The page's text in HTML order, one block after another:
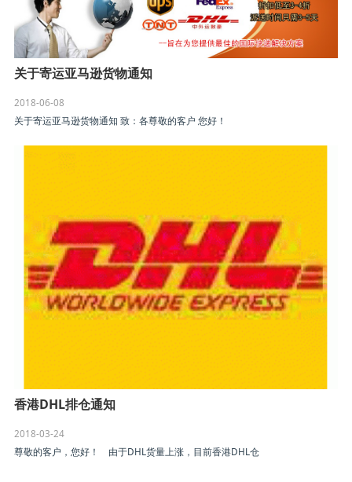
关于寄运亚马逊货物通知
2018-06-08
关于寄运亚马逊货物通知 致：各尊敬的客户 您好！
香港DHL排仓通知
2018-03-24
尊敬的客户，您好！ 由于DHL货量上涨，目前香港DHL仓